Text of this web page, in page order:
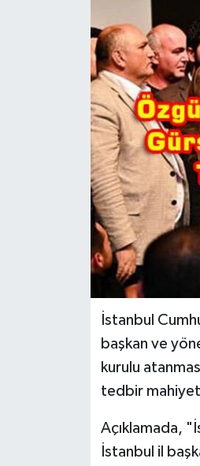
İstanbul
başkan ve
kurulu
tedbir
Açıklamada,
İstanbul il